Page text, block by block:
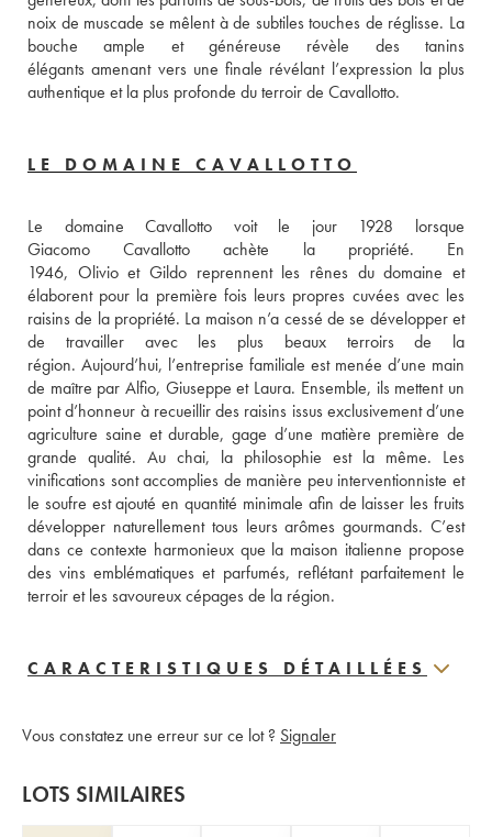
noix de muscade se mêlent à de subtiles touches de réglisse. La
bouche ample et généreuse révèle des tanins
élégants amenant vers une finale révélant l’expression la plus
authentique et la plus profonde du terroir de Cavallotto.
LE DOMAINE CAVALLOTTO
Le domaine Cavallotto voit le jour 1928 lorsque
Giacomo Cavallotto achète la propriété. En
1946, Olivio et Gildo reprennent les rênes du domaine et
élaborent pour la première fois leurs propres cuvées avec les
raisins de la propriété. La maison n’a cessé de se développer et
de travailler avec les plus beaux terroirs de la
région. Aujourd’hui, l’entreprise familiale est menée d’une main
de maître par Alfio, Giuseppe et Laura. Ensemble, ils mettent un
point d’honneur à recueillir des raisins issus exclusivement d’une
agriculture saine et durable, gage d’une matière première de
grande qualité. Au chai, la philosophie est la même. Les
vinifications sont accomplies de manière peu interventionniste et
le soufre est ajouté en quantité minimale afin de laisser les fruits
développer naturellement tous leurs arômes gourmands. C’est
dans ce contexte harmonieux que la maison italienne propose
des vins emblématiques et parfumés, reflétant parfaitement le
terroir et les savoureux cépages de la région.
CARACTERISTIQUES DÉTAILLÉES
Vous constatez une erreur sur ce lot ? Signaler
LOTS SIMILAIRES